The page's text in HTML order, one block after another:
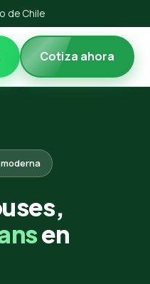
de Chile
Cotiza ahora
en